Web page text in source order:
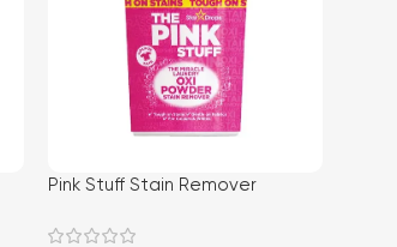
Pink Stuff Stain Remover
плямовивідник для кольорових